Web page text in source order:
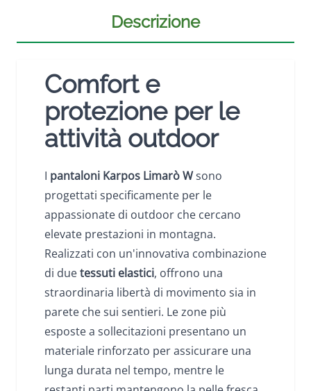
Descrizione
Comfort e
protezione per le
attività outdoor
I pantaloni Karpos Limarò Wsono
progettati specificamente per le
appassionate di outdoor che cercano
elevate prestazioni in montagna.
Realizzati con un'innovativa combinazione
di duetessuti elastici, offrono una
straordinaria libertà di movimento sia in
parete che sui sentieri. Le zone più
esposte a sollecitazioni presentano un
materiale rinforzato per assicurare una
lunga durata nel tempo, mentre le